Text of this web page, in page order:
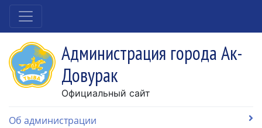
Администрация города Ак-
Довурак
Официальный сайт
Об администрации